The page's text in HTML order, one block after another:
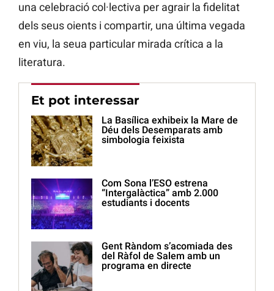
una celebració col·lectiva per agrair la fidelitat
dels seus oients i compartir, una última vegada
en viu, la seua particular mirada crítica a la
literatura.
Et pot interessar
La Basílica exhibeix la Mare de
Déu dels Desemparats amb
simbologia feixista
Com Sona l’ESO estrena
“Intergalàctica” amb 2.000
estudiants i docents
Gent Ràndom s’acomiada des
del Ràfol de Salem amb un
programa en directe